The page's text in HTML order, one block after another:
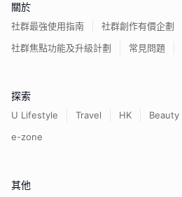
關於
社群最強使用指南
社群創作有價企劃
社群焦點功能及升級計劃
常見問題
探索
U Lifestyle Travel HK Beauty
e-zone
其他